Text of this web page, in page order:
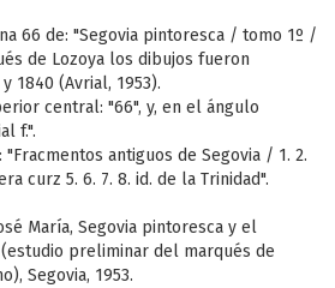
66 de: "Segovia pintoresca / tomo 1º /
de Lozoya los dibujos fueron
1840 (Avrial, 1953).
central: "66", y, en el ángulo
f.".
antiguos de Segovia / 1. 2.
curz 5. 6. 7. 8. id. de la Trinidad".
María, Segovia pintoresca y el
preliminar del marqués de
Segovia, 1953.